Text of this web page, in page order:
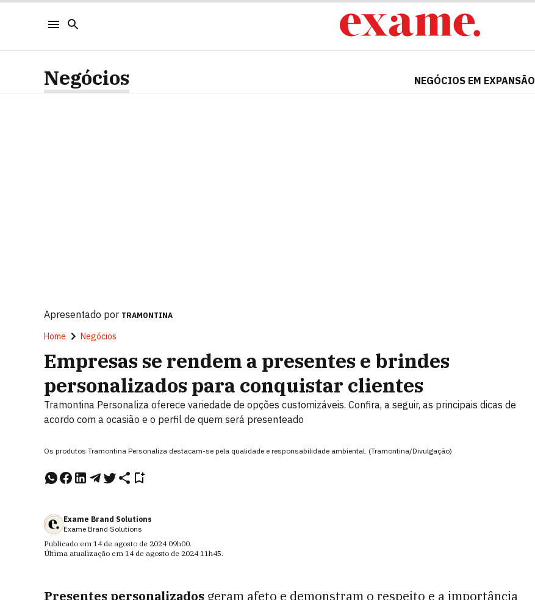
Negócios NEGÓCIOS EM EXPANSÃO
Apresentado por TRAMONTINA
Home Negócios
Empresas se rendem a presentes e brindes
personalizados para conquistar clientes
Tramontina Personaliza oferece variedade de opções customizáveis. Confira, a seguir, as principais dicas de
acordo com a ocasião e o perfil de quem será presenteado
Os produtos Tramontina Personaliza destacam-se pela qualidade e responsabilidade ambiental. (Tramontina/Divulgação)
Exame Brand Solutions
Exame Brand Solutions
Publicado em 14 de agosto de 2024 09h00.
Última atualização em 14 de agosto de 2024 11h45.
Presentes personalizados geram afeto e demonstram o respeito e a importância